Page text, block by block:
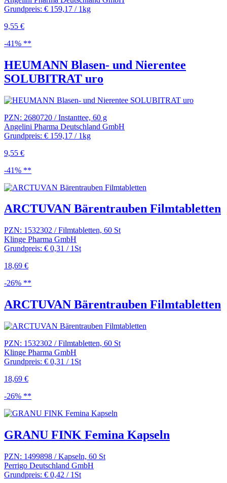
Grundpreis: € 159,17 / 1kg
9,55 €
-41% **
HEUMANN Blasen- und Nierentee
SOLUBITRAT uro
PZN: 2680720 / Instanttee, 60 g
Angelini Pharma Deutschland GmbH
Grundpreis: € 159,17 / 1kg
9,55 €
-41% **
ARCTUVAN Bärentrauben Filmtabletten
PZN: 1532302 / Filmtabletten, 60 St
Klinge Pharma GmbH
Grundpreis: € 0,31 / 1St
18,69 €
-26% **
ARCTUVAN Bärentrauben Filmtabletten
PZN: 1532302 / Filmtabletten, 60 St
Klinge Pharma GmbH
Grundpreis: € 0,31 / 1St
18,69 €
-26% **
GRANU FINK Femina Kapseln
PZN: 1499898 / Kapseln, 60 St
Perrigo Deutschland GmbH
Grundpreis: € 0,42 / 1St